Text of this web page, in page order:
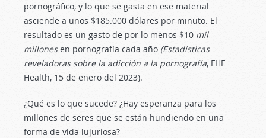
pornográfico, y lo que se gasta en ese material
asciende a unos $185.000 dólares por minuto. El
resultado es un gasto de por lo menos $10 mil
millonesen pornografía cada año (Estadísticas
reveladoras sobre la adicción a la pornografía, FHE
Health, 15 de enero del 2023).
¿Qué es lo que sucede? ¿Hay esperanza para los
millones de seres que se están hundiendo en una
forma de vida lujuriosa?